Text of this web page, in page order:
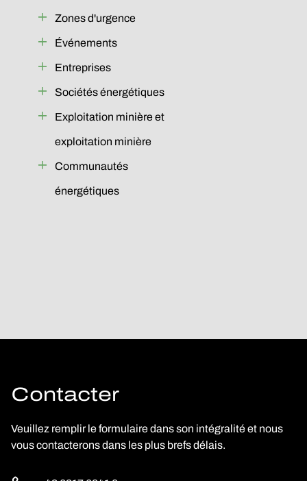
Zones d'urgence
Événements
Entreprises
Sociétés énergétiques
Exploitation minière et
exploitation minière
Communautés
énergétiques
Contacter
Veuillez remplir le formulaire dans son intégralité et nous
vous contacterons dans les plus brefs délais.